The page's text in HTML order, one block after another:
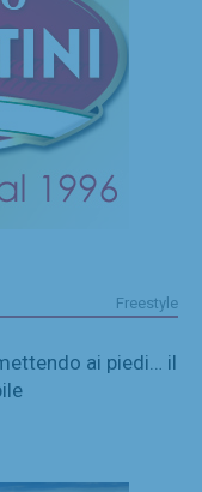
Freestyle
ai piedi… il